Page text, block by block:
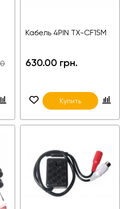
Кабель 4PIN TX-CF15M
630.00 грн.
Купить